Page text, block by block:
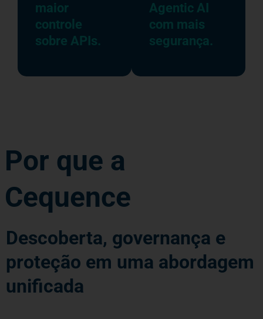
maior
controle
sobre APIs.
Agentic AI
com mais
segurança.
Por que a
Cequence
Descoberta, governança e
proteção em uma abordagem
unificada